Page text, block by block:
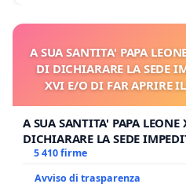
A SUA SANTITA' PAPA
DI DICHIARARE LA SEDE
XVI E/O DI FAR APRIRE
A SUA SANTITA' PAPA
DICHIARARE LA SEDE
E/O DI FAR APRIRE IL
5 410 firme
Avviso di trasparenza